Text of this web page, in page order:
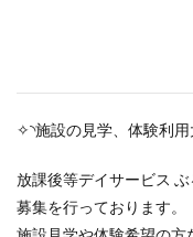
✧◝施設の見学、体験利用
放課後等デイサービス
募集を行っております。